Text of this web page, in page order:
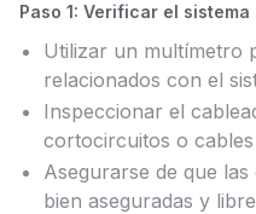
Paso 1: Verificar el
Utilizar un multímetro
relacionados con el
Inspeccionar el
cortocircuitos o
Asegurarse de que
bien aseguradas y